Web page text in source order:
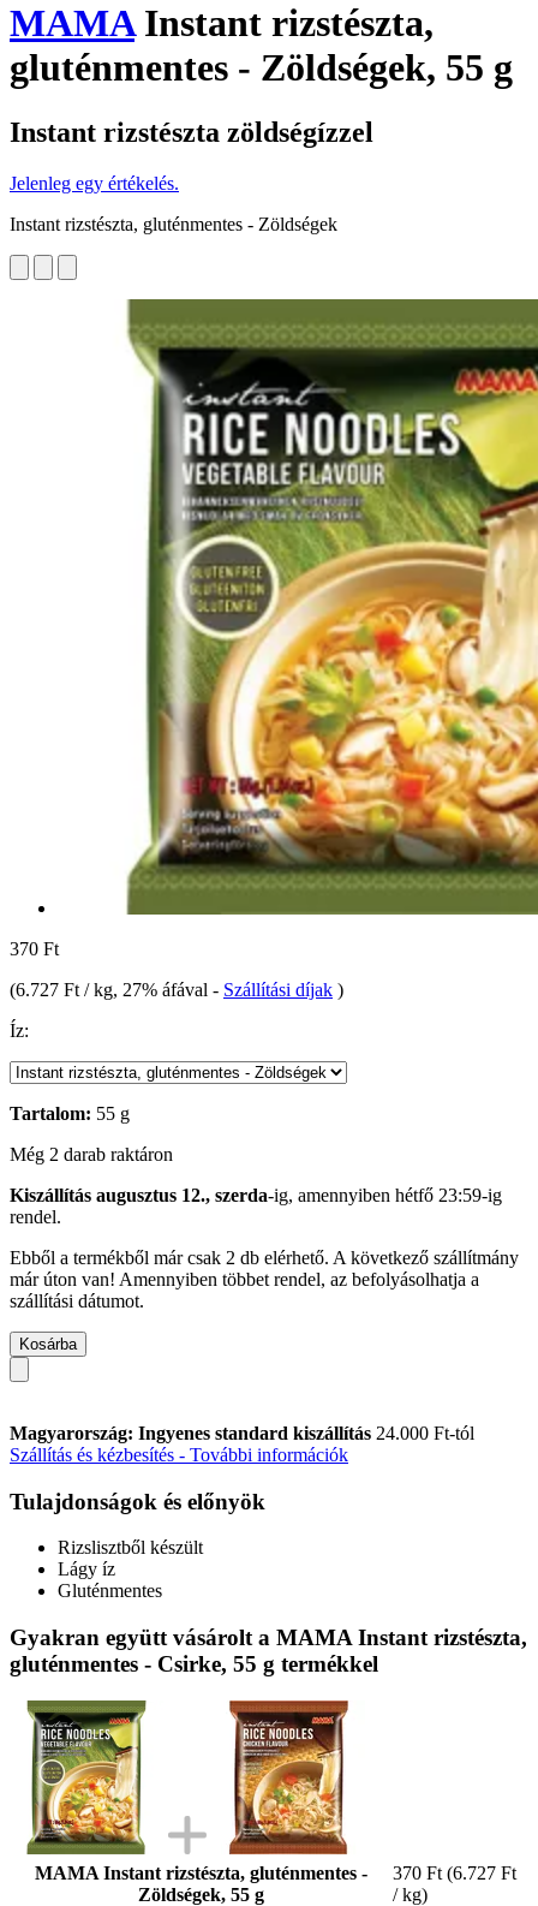
MAMAInstant rizstészta,
gluténmentes - Zöldségek, 55 g
Instant rizstészta zöldségízzel
Jelenleg egy értékelés.
Instant rizstészta, gluténmentes - Zöldségek
370 Ft
(6.727 Ft / kg, 27% áfával - Szállítási díjak )
Íz:
Tartalom: 55 g
Még 2 darab raktáron
Kiszállítás augusztus 12., szerda-ig, amennyiben hétfő 23:59-ig
rendel.
Ebből a termékből már csak 2 db elérhető. A következő szállítmány
már úton van! Amennyiben többet rendel, az befolyásolhatja a
szállítási dátumot.
Kosárba
Magyarország: Ingyenes standard kiszállítás 24.000 Ft-tól
Szállítás és kézbesítés - További információk
Tulajdonságok és előnyök
Rizslisztből készült
Lágy íz
Gluténmentes
Gyakran együtt vásárolt a MAMA Instant rizstészta,
gluténmentes - Csirke, 55 g termékkel
MAMA Instant rizstészta, gluténmentes -
Zöldségek, 55 g
370 Ft (6.727 Ft
/ kg)